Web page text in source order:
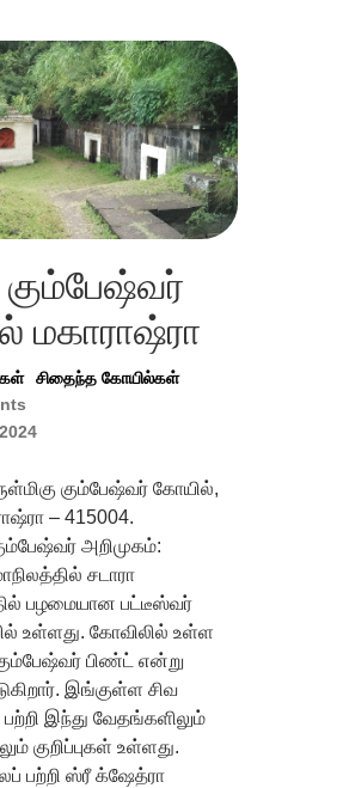
கும்பேஷ்வர்
மகாராஷ்ரா
சிதைந்த கோயில்கள்
கும்பேஷ்வர் கோயில்,
– 415004.
அறிமுகம்:
சடாரா
பழமையான பட்டீஸ்வர்
உள்ளது. கோவிலில் உள்ள
பிண்ட் என்று
இங்குள்ள சிவ
இந்து வேதங்களிலும்
குறிப்புகள் உள்ளது.
பற்றி ஸ்ரீ க்ஷேத்ரா